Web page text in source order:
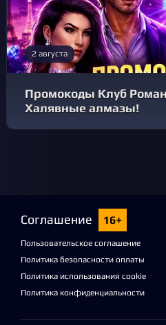
2 августа
Промокоды Клуб
Халявные алмазы!
Соглашение 16+
Пользовательское соглашение
Политика безопасности оплаты
Политика использования cookie
Политика конфиденциальности